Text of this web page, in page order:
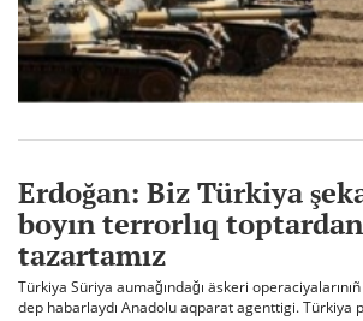
Erdoğan: Biz Türkiya
boyın terrorlıq
tazartamız
Türkiya Süriya aumağındağı äskeri
dep habarlaydı Anadolu aqparat agenttigi. Türkiya